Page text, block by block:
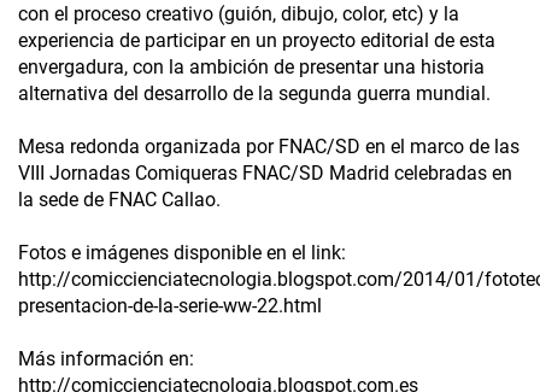
con el proceso creativo (guión, dibujo, color, etc) y la
experiencia de participar en un proyecto editorial de esta
envergadura, con la ambición de presentar una historia
alternativa del desarrollo de la segunda guerra mundial.
Mesa redonda organizada por FNAC/SD en el marco de las
VIII Jornadas Comiqueras FNAC/SD Madrid celebradas en
la sede de FNAC Callao.
Fotos e imágenes disponible en el link:
http://comiccienciatecnologia.blogspot.com/2014/01/
presentacion-de-la-serie-ww-22.html
Más información en:
http://comiccienciatecnologia.blogspot.com.es